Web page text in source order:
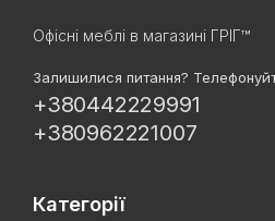
Офісні меблі в магазині ГРІГ™
Залишилися питання?
+380442229991
+380962221007
Категорії